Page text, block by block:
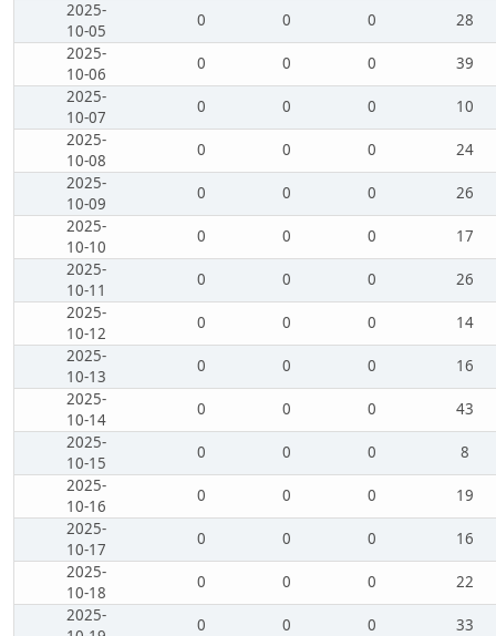
2025-
10-05
0 0 0
28
2025-
10-06
0 0 0
39
2025-
10-07
0 0 0
10
2025-
10-08
0 0 0
24
2025-
10-09
0 0 0
26
2025-
10-10
0 0 0
17
2025-
10-11
0 0 0
26
2025-
10-12
0 0 0
14
2025-
10-13
0 0 0
16
2025-
10-14
0 0 0
43
2025-
10-15
0 0 0
8
2025-
10-16
0 0 0
19
2025-
10-17
0 0 0
16
2025-
10-18
0 0 0
22
2025-
0 0 0
33